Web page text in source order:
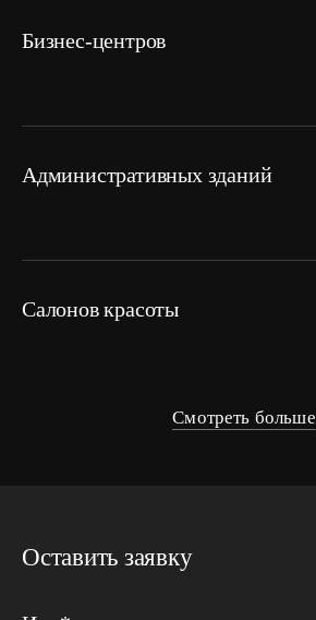
Бизнес-центров
административных зданий
салонов красоты
Смотреть больше
Оставить заявку